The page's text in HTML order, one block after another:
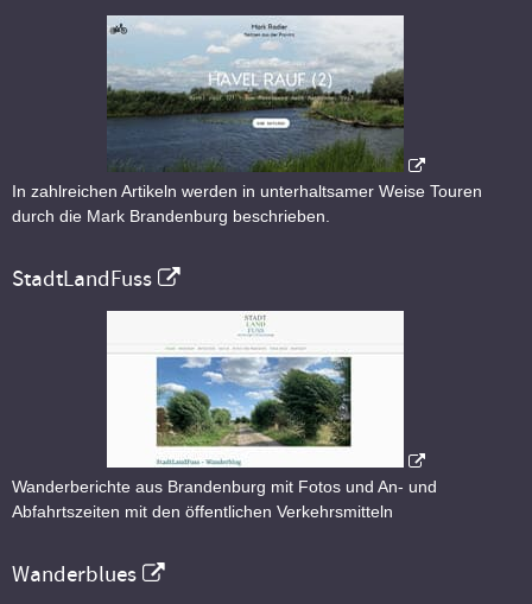
In zahlreichen Artikeln werden in unterhaltsamer Weise Touren
durch die Mark Brandenburg beschrieben.
StadtLandFuss
Wanderberichte aus Brandenburg mit Fotos und An- und
Abfahrtszeiten mit den öffentlichen Verkehrsmitteln
Wanderblues